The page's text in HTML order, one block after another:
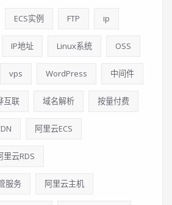
ECS实例 FTP ip
IP地址 Linux系统 OSS
vps WordPress 中间件
互联 域名解析 按量付费
阿里云ECS
里云RDS
服务 阿里云主机